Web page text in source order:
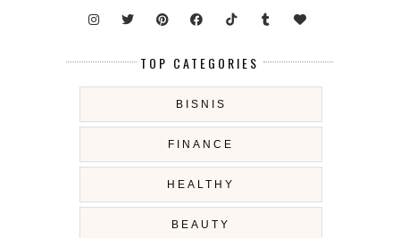
TOP CATEGORIES
BISNIS
FINANCE
HEALTHY
BEAUTY